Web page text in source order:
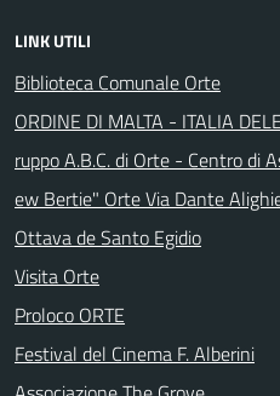
LINK UTILI
Biblioteca Comunale Orte
ORDINE DI MALTA - ITALIA
ruppo A.B.C. di Orte - Centro di
ew Bertie" Orte Via Dante
Ottava de Santo Egidio
Visita Orte
Proloco ORTE
Festival del Cinema F. Alberini